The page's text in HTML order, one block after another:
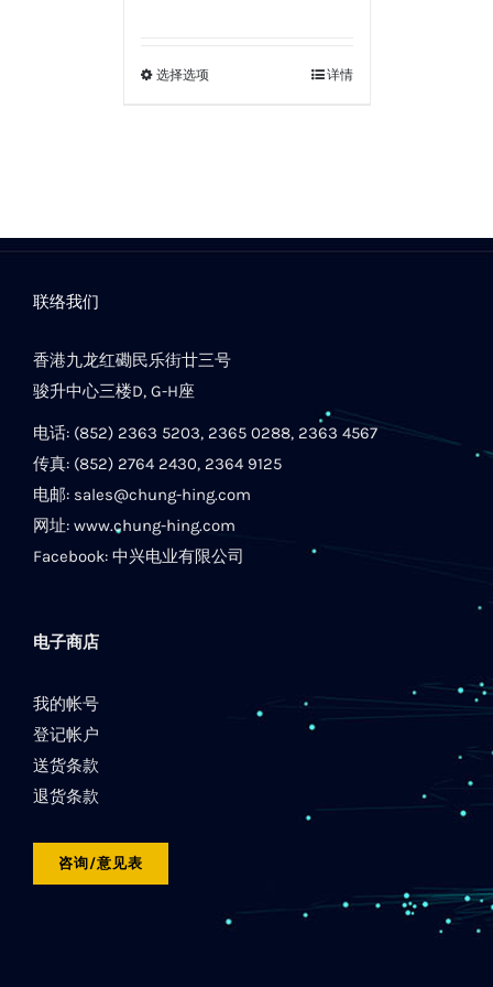
选择选项 详情
联络我们
香港九龙红磡民乐街廿三号
骏升中心三楼D, G-H座
电话: (852) 2363 5203, 2365 0288, 2363 4567
传真: (852) 2764 2430, 2364 9125
电邮: sales@chung-hing.com
网址: www.chung-hing.com
Facebook: 中兴电业有限公司
电子商店
我的帐号
登记帐户
送货条款
退货条款
咨询/意见表